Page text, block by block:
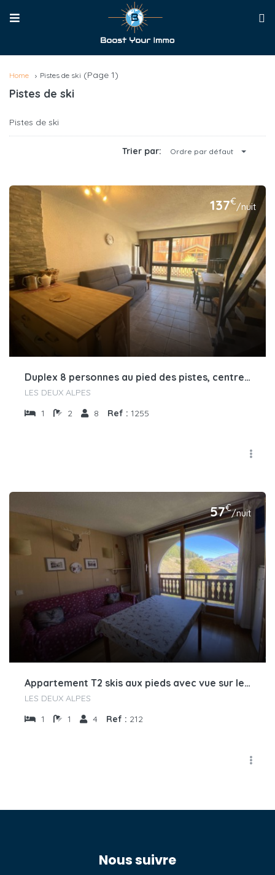
Home Pistes de ski (Page 1)
Pistes de ski
Pistes de ski
Trier par: Ordre par défaut
137€/nuit
Duplex 8 personnes au pied des pistes, centre station
LES DEUX ALPES
1
2 8 Ref : 1255
57€/nuit
Appartement T2 skis aux pieds avec vue sur les montagnes et place de parking privée couverte
LES DEUX ALPES
1
1 4 Ref : 212
Nous suivre